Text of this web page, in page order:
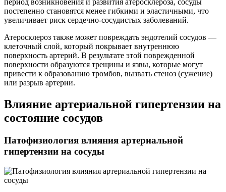
период возникновения и развития атеросклероза, сосуды
постепенно становятся менее гибкими и эластичными, что
увеличивает риск сердечно-сосудистых заболеваний.
Атеросклероз также может повреждать эндотелий сосудов —
клеточный слой, который покрывает внутреннюю
поверхность артерий. В результате этой поврежденной
поверхности образуются трещины и язвы, которые могут
привести к образованию тромбов, вызвать стеноз (сужение)
или разрыв артерии.
Влияние артериальной гипертензии на
состояние сосудов
Патофизиология влияния артериальной
гипертензии на сосуды